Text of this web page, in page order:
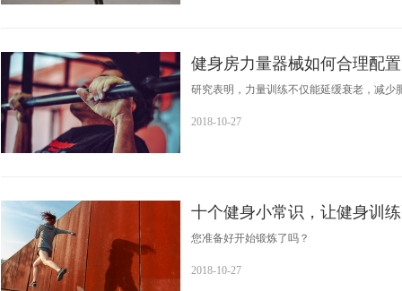
健身房力量器械如何合理配
研究表明，力量训练不仅能延缓衰老，减少
2018-10-27
十个健身小常识，让健身训
您准备好开始锻炼了吗？
2018-10-27